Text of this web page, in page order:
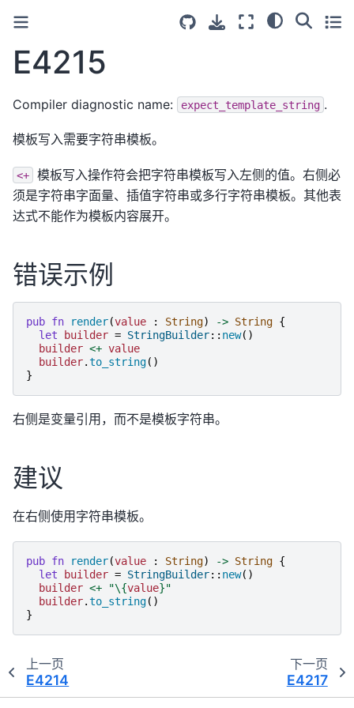
E4215
Compiler diagnostic name: expect_template_string .
模板写入需要字符串模板。
<+
模板写入操作符会把字符串模板写入左侧的值。右侧必
须是字符串字面量、插值字符串或多行字符串模板。其他表
达式不能作为模板内容展开。
错误示例
pub fn render(value : String) -> String {
let
builder = StringBuilder:: new()
builder <+ value
builder.to_string()
}
右侧是变量引用，而不是模板字符串。
建议
在右侧使用字符串模板。
pub fn render(value : String) -> String {
let
builder = StringBuilder:: new()
builder <+ "\{value}"
builder.to_string()
}
上一页
E4214
下一页
E4217